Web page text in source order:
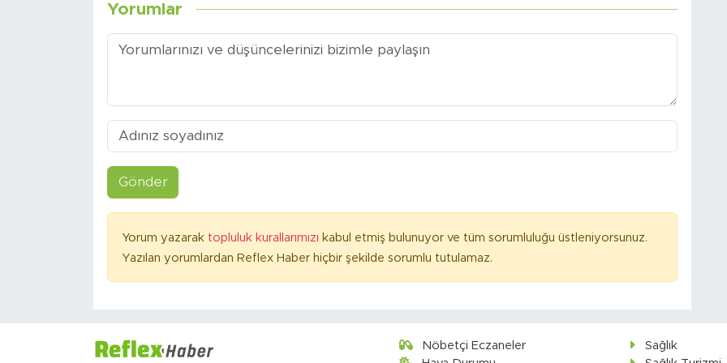
Yorumlar
Gönder
Yorum yazarak topluluk kurallarımızı kabul etmiş bulunuyor ve tüm sorumluluğu üstleniyorsunuz.
Yazılan yorumlardan Reflex Haber hiçbir şekilde sorumlu tutulamaz.
Nöbetçi Eczaneler
Sağlık